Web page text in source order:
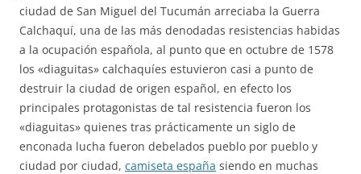
ciudad de San Miguel del Tucumán arreciaba la Guerra
Calchaquí, una de las más denodadas resistencias habidas
a la ocupación española, al punto que en octubre de 1578
los «diaguitas» calchaquíes estuvieron casi a punto de
destruir la ciudad de origen español, en efecto los
principales protagonistas de tal resistencia fueron los
«diaguitas» quienes tras prácticamente un siglo de
enconada lucha fueron debelados pueblo por pueblo y
ciudad por ciudad, camiseta españa siendo en muchas